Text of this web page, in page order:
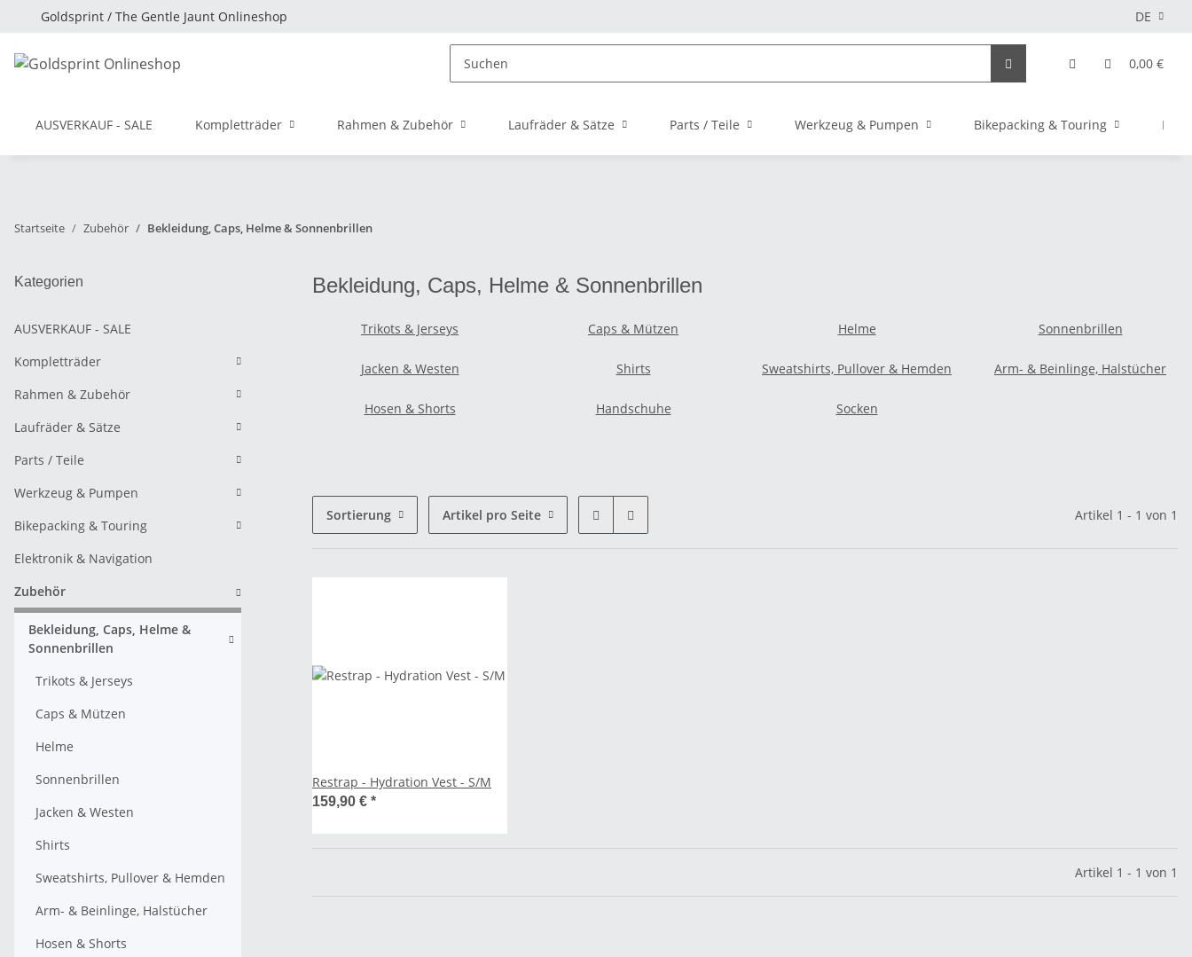
DE
Goldsprint / The Gentle Jaunt Onlineshop
0,00 €
AUSVERKAUF - SALE Kompletträder Rahmen & Zubehör Laufräder & Sätze Parts / Teile Werkzeug & Pumpen Bikepacking & Touring
Startseite Zubehör Bekleidung, Caps, Helme & Sonnenbrillen
Bekleidung, Caps, Helme & Sonnenbrillen
Trikots & Jerseys Caps & Mützen Helme Sonnenbrillen
Jacken & Westen Shirts Sweatshirts, Pullover & Hemden Arm- & Beinlinge, Halstücher
Hosen & Shorts Handschuhe Socken
Sortierung Artikel pro Seite Artikel 1 - 1 von 1
Restrap - Hydration Vest - S/M
159,90 € *
Artikel 1 - 1 von 1
Kategorien
AUSVERKAUF - SALE
Kompletträder
Rahmen & Zubehör
Laufräder & Sätze
Parts / Teile
Werkzeug & Pumpen
Bikepacking & Touring
Elektronik & Navigation
Zubehör
Bekleidung, Caps, Helme &
Sonnenbrillen
Trikots & Jerseys
Caps & Mützen
Helme
Sonnenbrillen
Jacken & Westen
Shirts
Sweatshirts, Pullover & Hemden
Arm- & Beinlinge, Halstücher
Hosen & Shorts